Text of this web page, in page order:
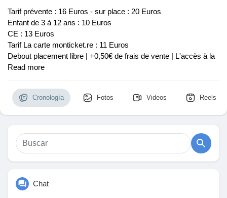
Discover Grupos
My Groups
Discover Páginas
Tarif prévente : 16 Euros - sur place : 20 Euros
Enfant de 3 à 12 ans : 10 Euros
CE : 13 Euros
Tarif La carte monticket.re : 11 Euros
Debout placement libre | +0,50€ de frais de vente | L'accès à la
salle est interdit aux moins de 3 ans
La nuit du vendredi 25 octobre : LA FLAMME DO-FÉ dans Port !
représentants de la flamme DO-FÉ et de la flamme kréol : Dany
MANYAN et Bolon EVENTS.
comme les chanteuses les plus appréciées de notre île qui
connaissent un succès fulgurant, seront également présentes
Read more
Cronología Fotos Videos Reels
Chat